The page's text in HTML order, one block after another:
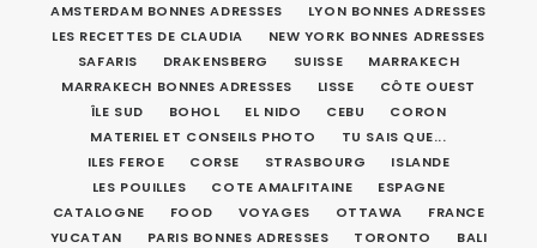
AMSTERDAM BONNES ADRESSES
LYON BONNES ADRESSES
LES RECETTES DE CLAUDIA
NEW YORK BONNES ADRESSES
SAFARIS
DRAKENSBERG SUISSE
MARRAKECH
MARRAKECH BONNES ADRESSES
LISSE
CÔTE OUEST
ÎLE SUD
BOHOL EL NIDO CEBU
CORON
MATERIEL ET CONSEILS PHOTO
TU SAIS QUE...
ILES FEROE
CORSE STRASBOURG
ISLANDE
LES POUILLES
COTE AMALFITAINE
ESPAGNE
CATALOGNE
FOOD VOYAGES OTTAWA
FRANCE
YUCATAN
PARIS BONNES ADRESSES TORONTO
BALI